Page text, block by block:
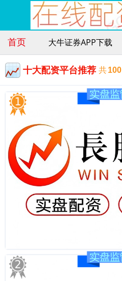
首页 大牛证券APP下载
十大配资平台推荐 共100